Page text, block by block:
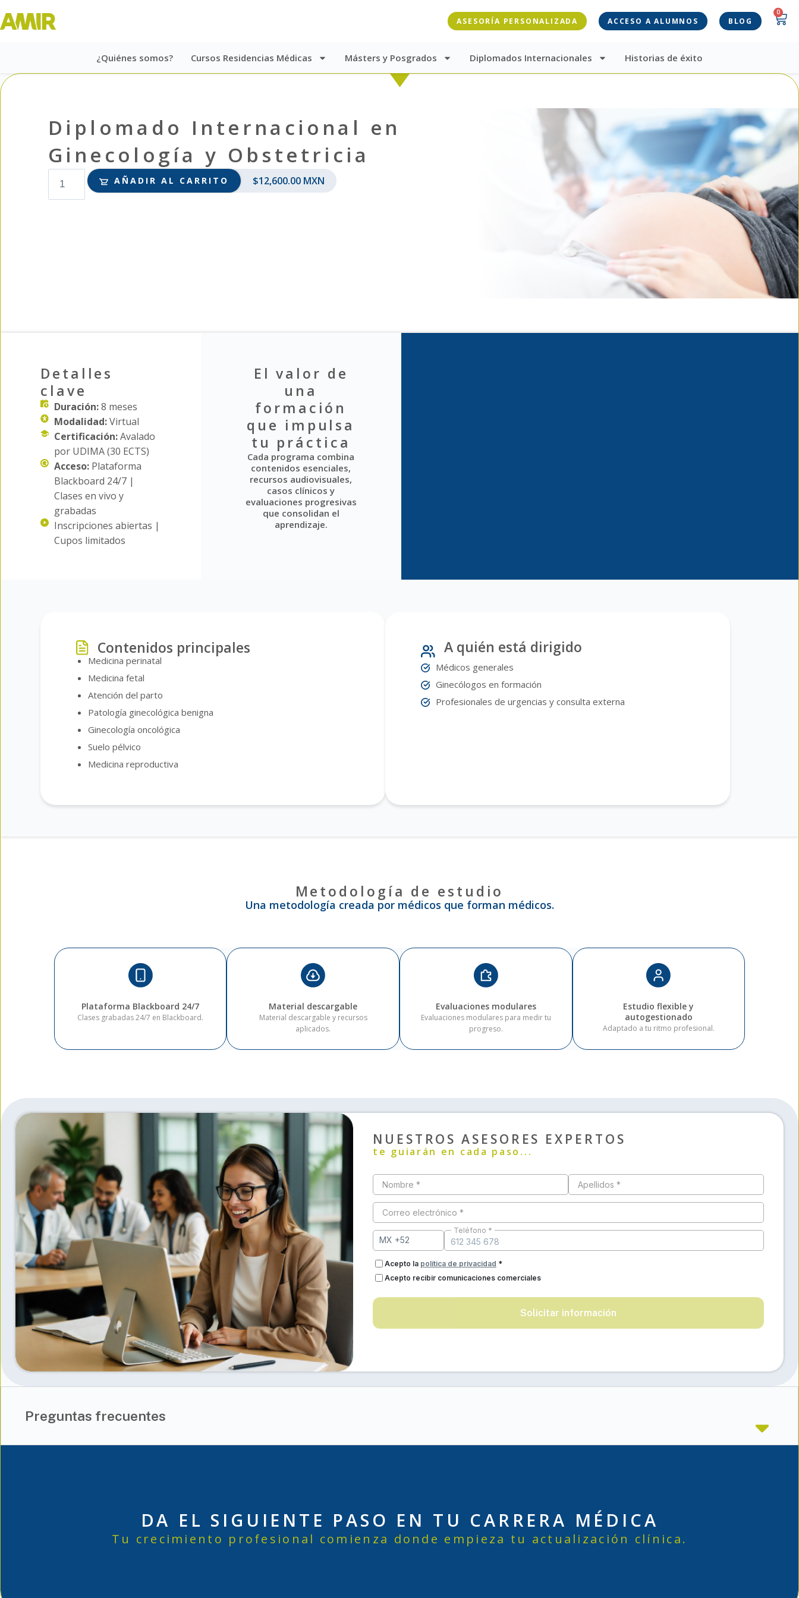
ASESORÍA PERSONALIZADA ACCESO A ALUMNOS BLOG
0
¿Quiénes somos? Cursos Residencias Médicas Másters y Posgrados Diplomados Internacionales Historias de éxito
Diplomado Internacional en
Ginecología y Obstetricia
AÑADIR AL CARRITO $12,600.00MXN
Detalles
clave
Duración:8 meses
Modalidad:Virtual
Certificación:Avalado
por UDIMA (30 ECTS)
Acceso:Plataforma
Blackboard 24/7 |
Clases en vivo y
grabadas
Inscripciones abiertas |
Cupos limitados
El valor de
una
formación
que impulsa
tu práctica
Cada programa combina
contenidos esenciales,
recursos audiovisuales,
casos clínicos y
evaluaciones progresivas
que consolidan el
aprendizaje.
Contenidos principales
Medicina perinatal
Medicina fetal
Atención del parto
Patología ginecológica benigna
Ginecología oncológica
Suelo pélvico
Medicina reproductiva
A quién está dirigido
Médicos generales
Ginecólogos en formación
Profesionales de urgencias y consulta externa
Metodología de estudio
Una metodología creada por médicos que forman médicos.
Plataforma Blackboard 24/7
Clases grabadas 24/7 en Blackboard.
Material descargable
Material descargable y recursos
aplicados.
Evaluaciones modulares
Evaluaciones modulares para medir tu
progreso.
Estudio flexible y
autogestionado
Adaptado a tu ritmo profesional.
NUESTROS ASESORES EXPERTOS
te guiarán en cada paso...
Nombre * Apellidos *
Correo electrónico *
Teléfono *
Acepto la política de privacidad *
Acepto recibir comunicaciones comerciales
Solicitar información
Preguntas frecuentes
DA EL SIGUIENTE PASO EN TU CARRERA MÉDICA
Tu crecimiento profesional comienza donde empieza tu actualización clínica.